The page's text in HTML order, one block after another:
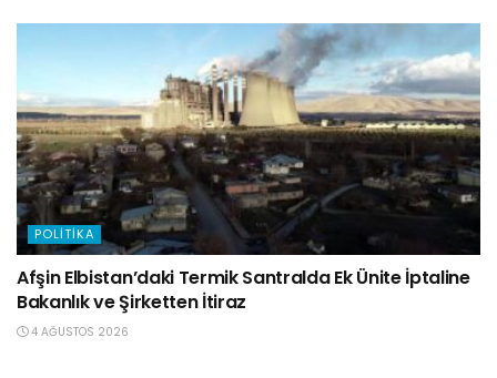
POLITIKA
Afşin Elbistan’daki Termik Santralda Ek Ünite İptaline
Bakanlık ve Şirketten İtiraz
4 AĞUSTOS 2026